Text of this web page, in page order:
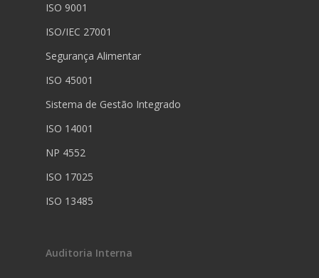
ISO 9001
ISO/IEC 27001
Segurança Alimentar
ISO 45001
Sistema de Gestão Integrado
ISO 14001
NP 4552
ISO 17025
ISO 13485
Auditoria Interna